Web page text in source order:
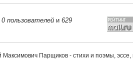
0 пользователей и 629
Максимович Парщиков - стихи и поэмы,